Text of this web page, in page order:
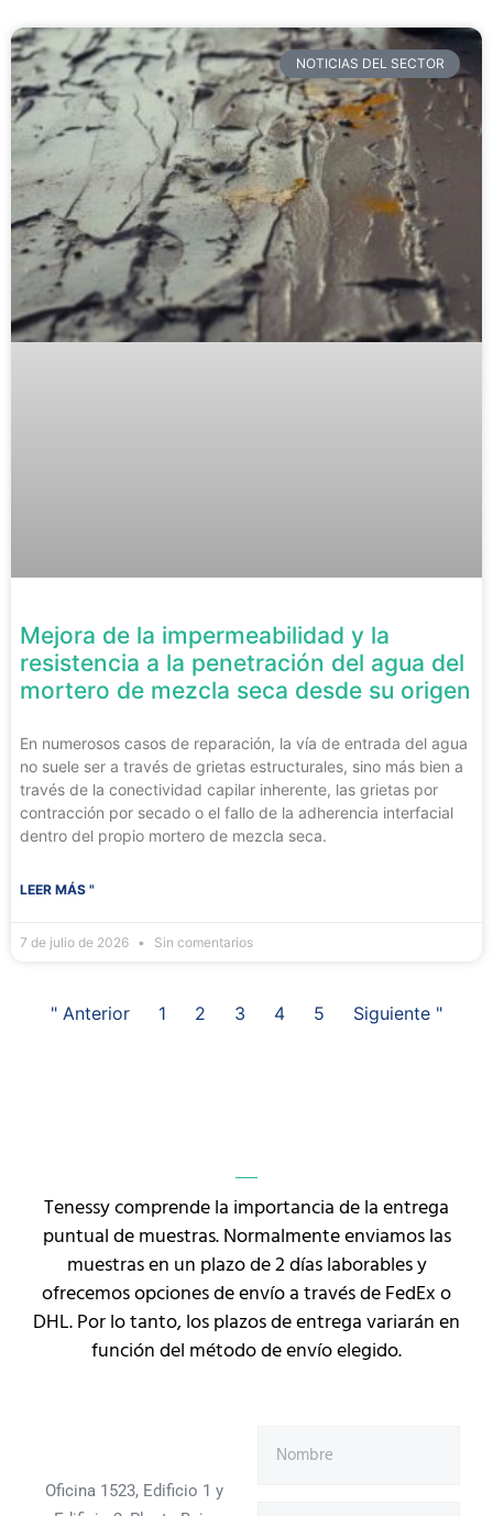
NOTICIAS DEL SECTOR
Mejora de la impermeabilidad y la
resistencia a la penetración del agua del
mortero de mezcla seca desde su origen
En numerosos casos de reparación, la vía de entrada del agua
no suele ser a través de grietas estructurales, sino más bien a
través de la conectividad capilar inherente, las grietas por
contracción por secado o el fallo de la adherencia interfacial
dentro del propio mortero de mezcla seca.
LEER MÁS "
7 de julio de 2026 Sin comentarios
" Anterior 1 2 3 4 5 Siguiente "
Tenessy comprende la importancia de la entrega
puntual de muestras. Normalmente enviamos las
muestras en un plazo de 2 días laborables y
ofrecemos opciones de envío a través de FedEx o
DHL. Por lo tanto, los plazos de entrega variarán en
función del método de envío elegido.
Oficina 1523, Edificio 1 y